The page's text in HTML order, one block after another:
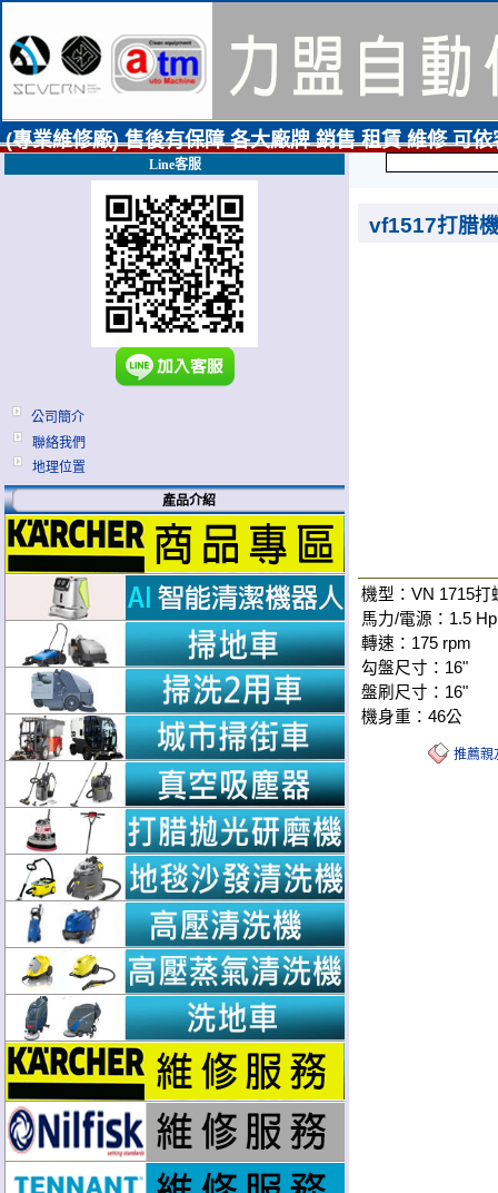
(專業維修廠) 售後有保障 各大廠牌 銷售 租賃 維修 可
Line客服
公司簡介
聯絡我們
地理位置
產品介紹
vf1517打腊
機型：VN 1715打
馬力/電源：1.5
轉速：175 rpm
勾盤尺寸：16"
盤刷尺寸：16"
機身重：46公
推薦親